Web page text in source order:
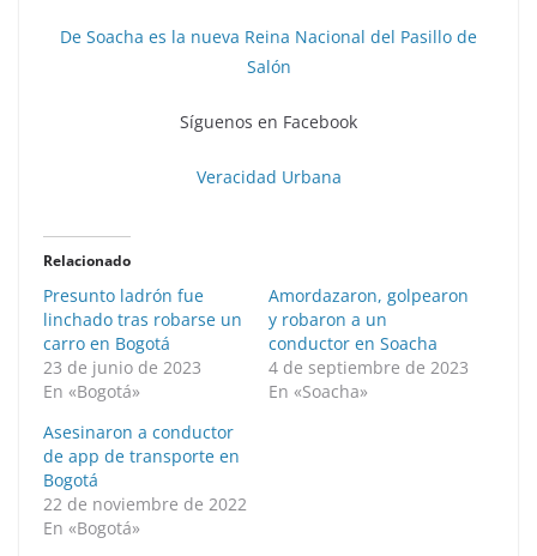
De Soacha es la nueva Reina Nacional del Pasillo de
Salón
Síguenos en Facebook
Veracidad Urbana
Relacionado
Presunto ladrón fue
linchado tras robarse un
carro en Bogotá
23 de junio de 2023
En «Bogotá»
Amordazaron, golpearon
y robaron a un
conductor en Soacha
4 de septiembre de 2023
En «Soacha»
Asesinaron a conductor
de app de transporte en
Bogotá
22 de noviembre de 2022
En «Bogotá»